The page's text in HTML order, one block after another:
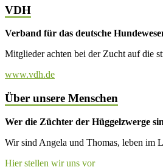
VDH
Verband für das deutsche
Mitglieder achten bei der Zucht auf die
www.vdh.de
Über unsere Menschen
Wer die Züchter der Hüggelzwerge
Wir sind Angela und Thomas, leben im
Hier stellen wir uns vor